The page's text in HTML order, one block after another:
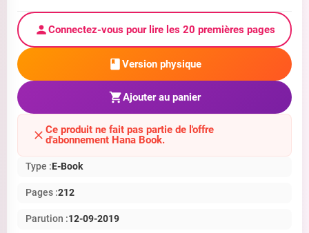
Connectez-vous pour lire les 20 premières pages
Version physique
Ajouter au panier
Ce produit ne fait pas partie de l'offre
d'abonnement Hana Book.
Type :E-Book
Pages :212
Parution :12-09-2019